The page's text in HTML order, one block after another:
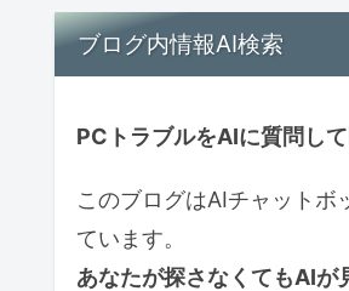
ブログ内情報AI検索
PCトラブルをAIに質問し
このブログはAIチャットボ
ています。
あなたが探さなくてもAIが